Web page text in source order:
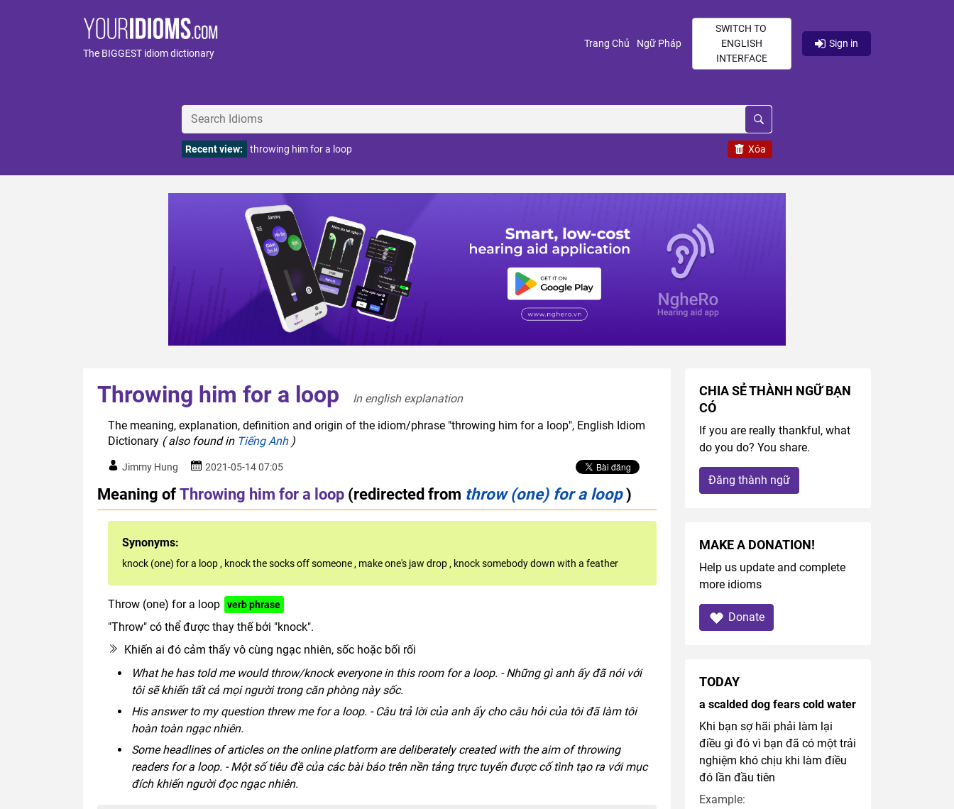
The BIGGEST idiom dictionary
Trang Chủ (current)
Ngữ Pháp(current)
SWITCH TO
ENGLISH
INTERFACE
Sign in
Xóa
Recent view: throwing him for a loop
Throwing him for a loop
In english explanation
The meaning, explanation, definition and origin of the idiom/phrase "throwing him for a loop", English Idiom
Dictionary ( also found in Tiếng Anh)
Jimmy Hung 2021-05-14 07:05
Meaning ofThrowing him for a loop (redirected from throw (one) for a loop)
Synonyms:
knock (one) for a loop , knock the socks off someone , make one's jaw drop , knock somebody down with a feather
Throw (one) for a loop verb phrase
"Throw" có thể được thay thế bởi "knock".
Khiến ai đó cảm thấy vô cùng ngạc nhiên, sốc hoặc bối rối
What he has told me would throw/knock everyone in this room for a loop. - Những gì anh ấy đã nói với
tôi sẽ khiến tất cả mọi người trong căn phòng này sốc.
His answer to my question threw me for a loop. - Câu trả lời của anh ấy cho câu hỏi của tôi đã làm tôi
hoàn toàn ngạc nhiên.
Some headlines of articles on the online platform are deliberately created with the aim of throwing
readers for a loop. - Một số tiêu đề của các bài báo trên nền tảng trực tuyến được cố tình tạo ra với mục
đích khiến người đọc ngạc nhiên.
CHIA SẺ THÀNH NGỮ BẠN
CÓ
If you are really thankful, what
do you do? You share.
Đăng thành ngữ
MAKE A DONATION!
Help us update and complete
more idioms
Donate
TODAY
a scalded dog fears cold water
Khi bạn sợ hãi phải làm lại
điều gì đó vì bạn đã có một trải
nghiệm khó chịu khi làm điều
đó lần đầu tiên
Example: